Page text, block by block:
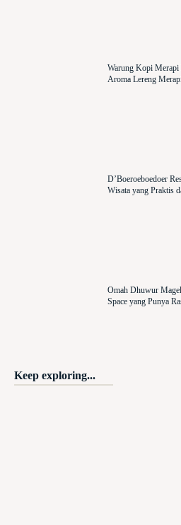
Warung Kopi Merapi
Aroma Lereng
D’Boeroeboedoer
Wisata yang Praktis
Omah Dhuwur
Space yang Punya
Keep exploring...